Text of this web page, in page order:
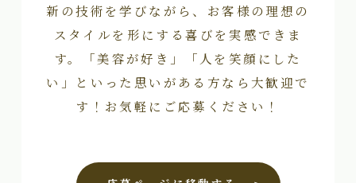
新の技術を学びながら、お客様の理想の
スタイルを形にする喜びを実感できま
す。「美容が好き」「人を笑顔にした
い」といった思いがある方なら大歓迎で
す！お気軽にご応募ください！